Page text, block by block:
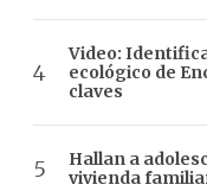
Video:
ecológico de
claves
Hallan a
vivienda